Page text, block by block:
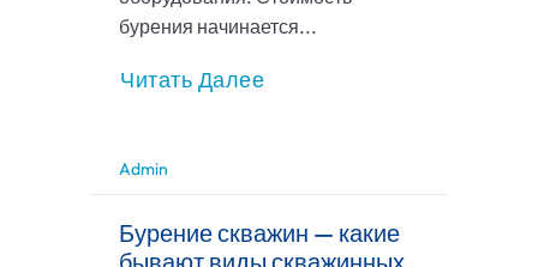
бурения начинается...
Читать Далее
Admin
Бурение скважин — какие